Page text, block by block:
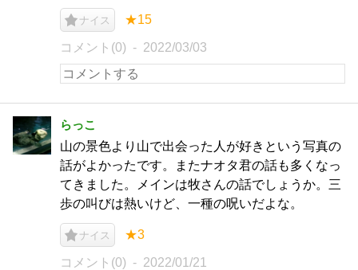
ナイス ★15
コメント(0) 2022/03/03
らっこ
山の景色より山で出会った人が好きという写真の
話がよかったです。またナオタ君の話も多くなっ
てきました。メインは牧さんの話でしょうか。三
歩の叫びは熱いけど、一種の呪いだよな。
ナイス ★3
コメント(0) 2022/01/21